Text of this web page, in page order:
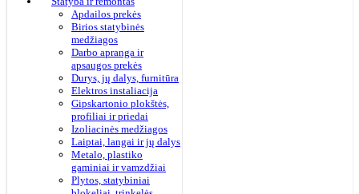
Apdailos prekės
Birios statybinės
medžiagos
Darbo apranga ir
apsaugos prekės
Durys, jų dalys, furnitūra
Elektros instaliacija
Gipskartonio plokštės,
profiliai ir priedai
Izoliacinės medžiagos
Laiptai, langai ir jų dalys
Metalo, plastiko
gaminiai ir vamzdžiai
Plytos, statybiniai